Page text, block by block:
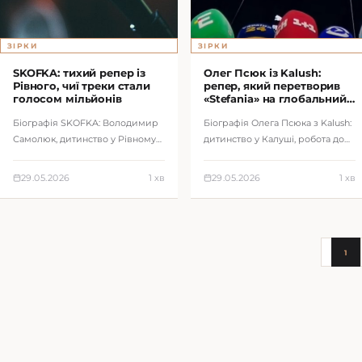
ЗІРКИ
SKOFKA: тихий репер із
Рівного, чиї треки стали
голосом мільйонів
Біографія SKOFKA: Володимир
Самолюк, дитинство у Рівному
29.05.2026 1 хв
ЗІРКИ
Олег Псюк із Kalush:
репер, який перетворив
«Stefania» на глобальний
Біографія Олега Псюка з Kalush:
дитинство у Калуші, робота до
29.05.2026 1 хв
1